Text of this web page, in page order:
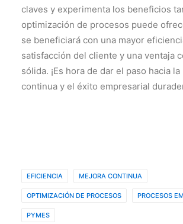
claves y experimenta los beneficios
optimización de procesos puede
se beneficiará con una mayor
satisfacción del cliente y una ventaja
sólida. ¡Es hora de dar el paso hacia
continua y el éxito empresarial
EFICIENCIA MEJORA CONTINUA
OPTIMIZACIÓN DE PROCESOS PROCESOS
PYMES